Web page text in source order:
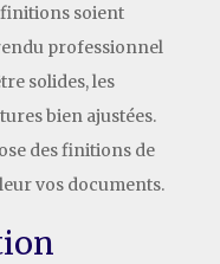
soient
professionnel
solides, les
bien ajustées.
des finitions de
vos documents.